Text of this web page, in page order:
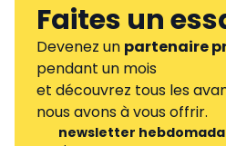
Faites un
Devenez un partenaire
pendant un mois
et découvrez tous les
nous avons à vous offrir.
newsletter